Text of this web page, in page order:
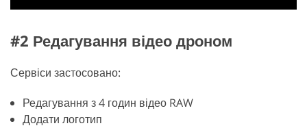
#2 Редагування відео дроном
Сервіси застосовано:
Редагування з 4 годин відео RAW
Додати логотип